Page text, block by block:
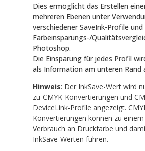
Dies ermöglicht das Erstellen
mehreren Ebenen unter
verschiedener SaveInk-Profile und
Farbeinsparungs-/
Photoshop.
Die Einsparung für jedes Profil
als Information am unteren Rand
Hinweis: Der InkSave-Wert wird
zu-CMYK-Konvertierungen und
DeviceLink-Profile angezeigt.
Konvertierungen können zu
Verbrauch an Druckfarbe und
InkSave-Werten führen.